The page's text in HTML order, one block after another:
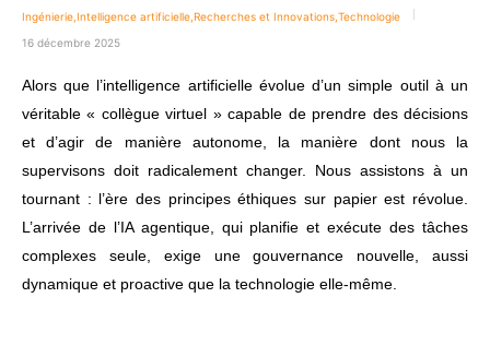
Ingénierie Intelligence artificielle Recherches et Innovations Technologie
16 décembre 2025
Alors que l’intelligence artificielle évolue d’un simple outil à un
véritable « collègue virtuel » capable de prendre des décisions
et d’agir de manière autonome, la manière dont nous la
supervisons doit radicalement changer. Nous assistons à un
tournant : l’ère des principes éthiques sur papier est révolue.
L’arrivée de l’IA agentique, qui planifie et exécute des tâches
complexes seule, exige une gouvernance nouvelle, aussi
dynamique et proactive que la technologie elle-même.